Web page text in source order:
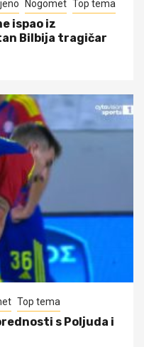
Nogomet Top tema
ispao iz
Bilbija tragičar
Top tema
s Poljuda i